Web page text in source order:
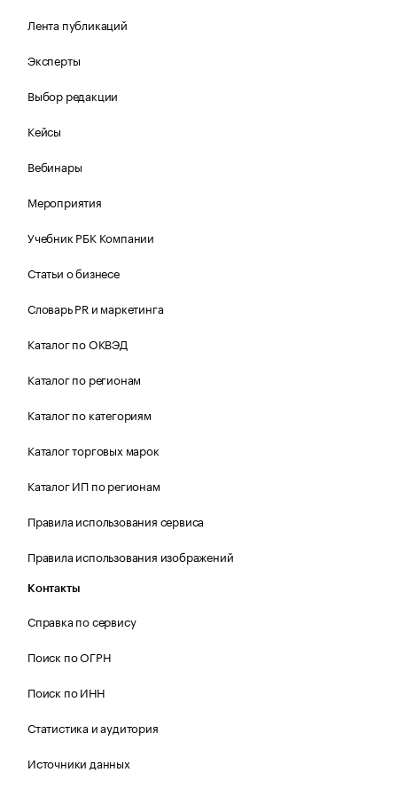
Лента публикаций
Эксперты
Выбор редакции
Кейсы
Вебинары
Мероприятия
Учебник РБК Компании
Статьи о бизнесе
Словарь PR и маркетинга
Каталог по ОКВЭД
Каталог по регионам
Каталог по категориям
Каталог торговых марок
Каталог ИП по регионам
Правила использования сервиса
Правила использования изображений
Контакты
Справка по сервису
Поиск по ОГРН
Поиск по ИНН
Статистика и аудитория
Источники данных